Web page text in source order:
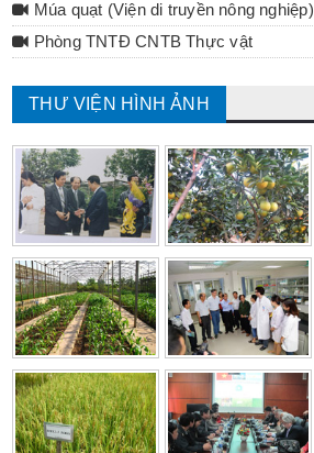
Múa quạt (Viện di truyền nông nghiệp)
Phòng TNTĐ CNTB Thực vật
THƯ VIỆN HÌNH ẢNH